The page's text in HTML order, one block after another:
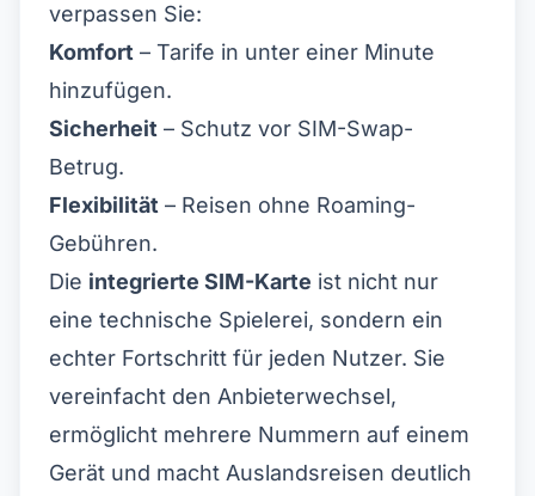
verpassen Sie:
Komfort – Tarife in unter einer Minute
hinzufügen.
Sicherheit – Schutz vor SIM-Swap-
Betrug.
Flexibilität – Reisen ohne Roaming-
Gebühren.
Die integrierte SIM-Karte ist nicht nur
eine technische Spielerei, sondern ein
echter Fortschritt für jeden Nutzer. Sie
vereinfacht den Anbieterwechsel,
ermöglicht mehrere Nummern auf einem
Gerät und macht Auslandsreisen deutlich